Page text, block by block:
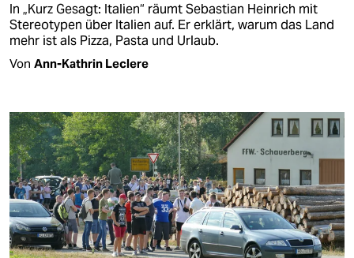
In „Kurz Gesagt: Italien“ räumt Sebastian Heinrich mit
Stereotypen über Italien auf. Er erklärt, warum das Land
mehr ist als Pizza, Pasta und Urlaub.
Von Ann-Kathrin Leclere